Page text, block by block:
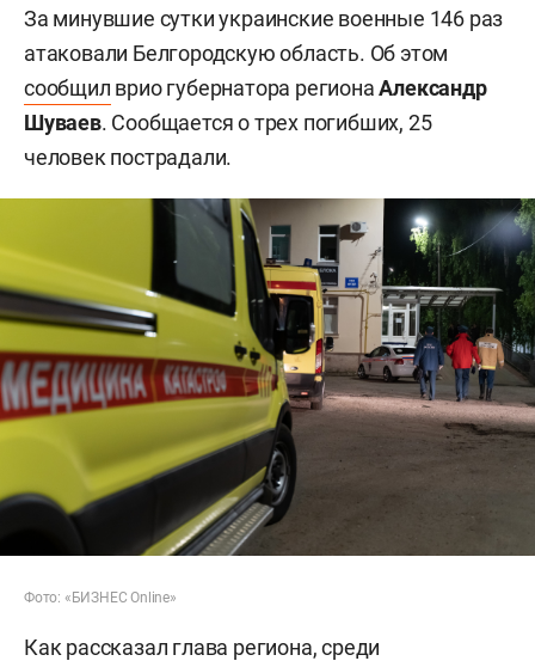
За минувшие сутки украинские военные 146 раз
атаковали Белгородскую область. Об этом
сообщил врио губернатора регионаАлександр
Шуваев. Сообщается о трех погибших, 25
человек пострадали.
Фото: «БИЗНЕС Online»
Как рассказал глава региона, среди